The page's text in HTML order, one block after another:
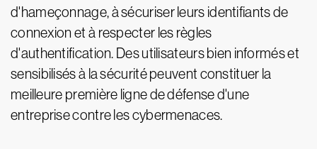
d'hameçonnage, à sécuriser leurs identifiants de
connexion et à respecter les règles
d'authentification. Des utilisateurs bien informés et
sensibilisés à la sécurité peuvent constituer la
meilleure première ligne de défense d'une
entreprise contre les cybermenaces.